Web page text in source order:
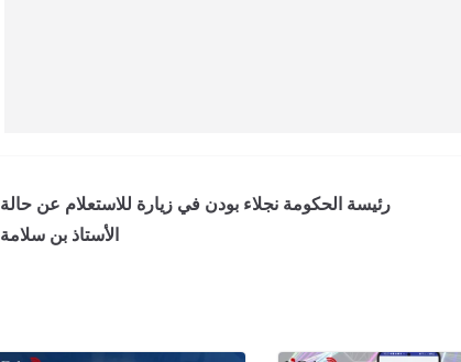
رئيسة الحكومة نجلاء بودن في زيارة للاستعلام عن حالة
الأستاذ بن سلامة